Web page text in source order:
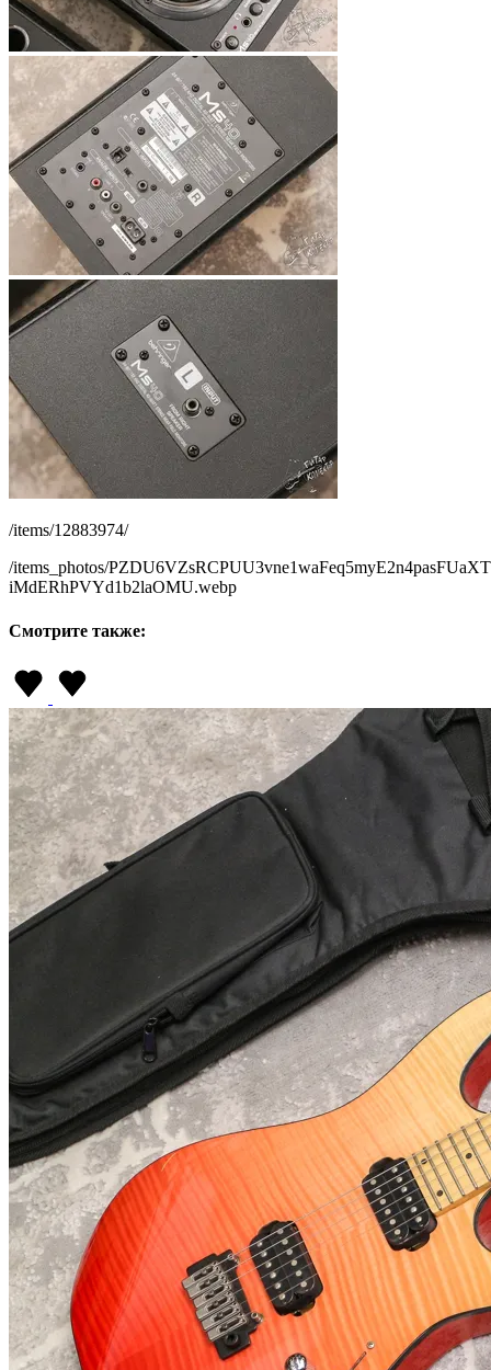
/items/12883974/
/items_photos/
iMdERhPVYd1b2laOMU.webp
Смотрите также: